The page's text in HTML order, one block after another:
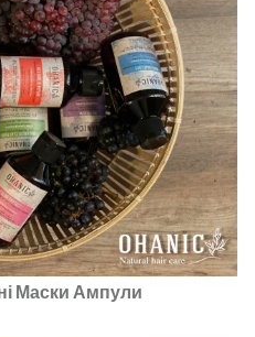
Маски Ампули